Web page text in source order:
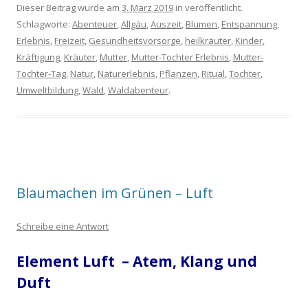
Dieser Beitrag wurde am 3. März 2019 in veröffentlicht.
Schlagworte: Abenteuer,Allgäu,Auszeit, Blumen, Entspannung,
Erlebnis, Freizeit, Gesundheitsvorsorge, heilkräuter, Kinder,
Kräftigung, Kräuter, Mutter, Mutter-Tochter Erlebnis, Mutter-
Tochter-Tag, Natur, Naturerlebnis, Pflanzen, Ritual,Tochter,
Umweltbildung,Wald,Waldabenteur.
Blaumachen im Grünen – Luft
Schreibe eine Antwort
Element Luft – Atem, Klang und
Duft